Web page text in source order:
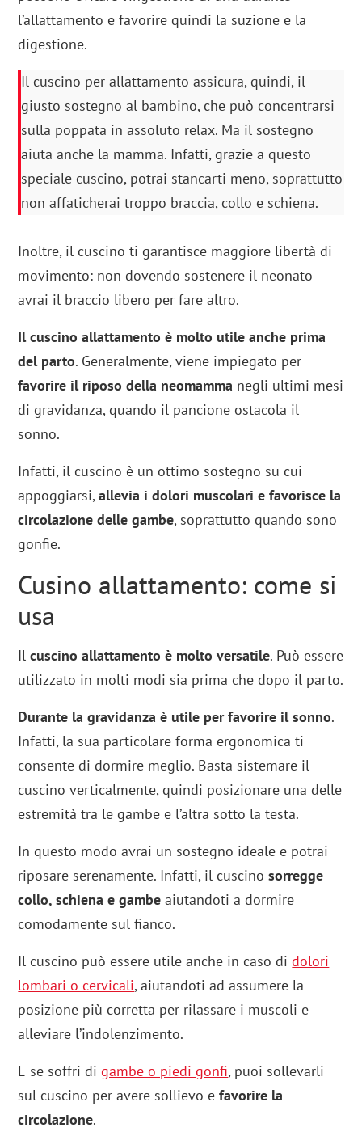
l’allattamento e favorire quindi la suzione e la
digestione.
Il cuscino per allattamento assicura, quindi, il
giusto sostegno al bambino, che può concentrarsi
sulla poppata in assoluto relax. Ma il sostegno
aiuta anche la mamma. Infatti, grazie a questo
speciale cuscino, potrai stancarti meno, soprattutto
non affaticherai troppo braccia, collo e schiena.
Inoltre, il cuscino ti garantisce maggiore libertà di
movimento: non dovendo sostenere il neonato
avrai il braccio libero per fare altro.
Il cuscino allattamento è molto utile anche prima
del parto. Generalmente, viene impiegato per
favorire il riposo della neomamma negli ultimi mesi
di gravidanza, quando il pancione ostacola il
sonno.
Infatti, il cuscino è un ottimo sostegno su cui
appoggiarsi,allevia i dolori muscolari e favorisce la
circolazione delle gambe, soprattutto quando sono
gonfie.
Cusino allattamento: come si
usa
Il cuscino allattamento è molto versatile. Può essere
utilizzato in molti modi sia prima che dopo il parto.
Durante la gravidanza è utile per favorire il sonno.
Infatti, la sua particolare forma ergonomica ti
consente di dormire meglio. Basta sistemare il
cuscino verticalmente, quindi posizionare una delle
estremità tra le gambe e l’altra sotto la testa.
In questo modo avrai un sostegno ideale e potrai
riposare serenamente. Infatti, il cuscinosorregge
collo, schiena e gambe aiutandoti a dormire
comodamente sul fianco.
Il cuscino può essere utile anche in caso didolori
lombari o cervicali, aiutandoti ad assumere la
posizione più corretta per rilassare i muscoli e
alleviare l’indolenzimento.
E se soffri digambe o piedi gonfi, puoi sollevarli
sul cuscino per avere sollievo efavorire la
circolazione.